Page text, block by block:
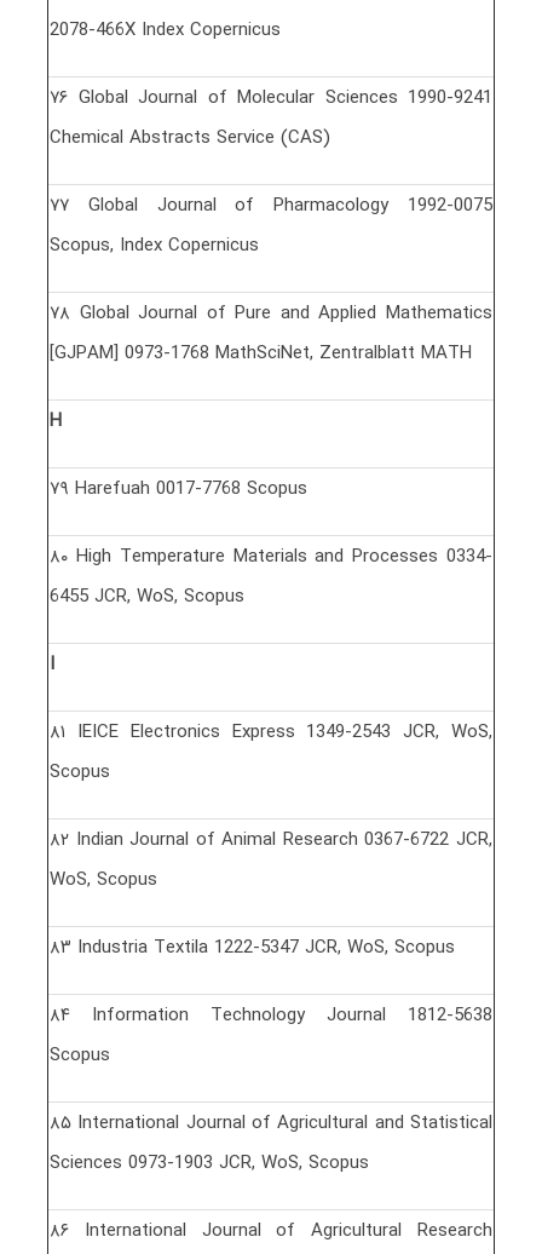
2078-466X Index Copernicus
٧۶ Global Journal of Molecular Sciences 1990-9241
Chemical Abstracts Service (CAS)
٧٧ Global Journal of Pharmacology 1992-0075
Scopus, Index Copernicus
٧٨ Global Journal of Pure and Applied Mathematics
[GJPAM] 0973-1768 MathSciNet, Zentralblatt MATH
H
٧٩ Harefuah 0017-7768 Scopus
٨٠ High Temperature Materials and Processes 0334-
6455 JCR, WoS, Scopus
I
٨١ IEICE Electronics Express 1349-2543 JCR, WoS,
Scopus
٨٢ Indian Journal of Animal Research 0367-6722 JCR,
WoS, Scopus
٨٣ Industria Textila 1222-5347 JCR, WoS, Scopus
٨۴ Information Technology Journal 1812-5638
Scopus
٨۵ International Journal of Agricultural and Statistical
Sciences 0973-1903 JCR, WoS, Scopus
٨۶ International Journal of Agricultural Research